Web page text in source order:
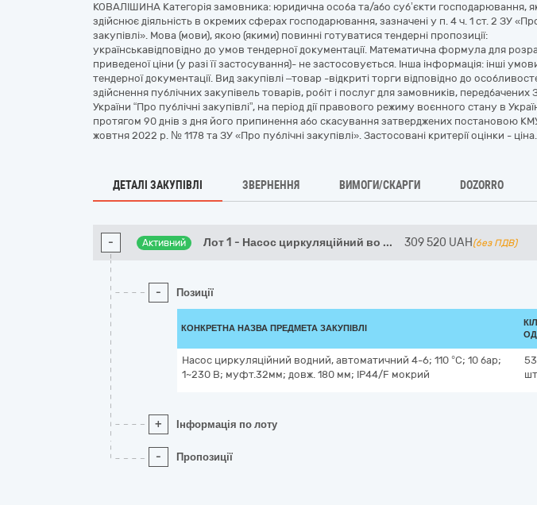
КОВАЛІШИНА Категорія замовника: юридична особа та/або суб’єкти господарювання,
здійснює діяльність в окремих сферах господарювання, зазначені у п. 4 ч. 1 ст. 2 ЗУ
закупівлі». Мова (мови), якою (якими) повинні готуватися тендерні пропозиції:
українськавідповідно до умов тендерної документації. Математична формула для
приведеної ціни (у разі її застосування)- не застосовується. Інша інформація: інші
тендерної документації. Вид закупівлі –товар -відкриті торги відповідно до
здійснення публічних закупівель товарів, робіт і послуг для замовників, передбачених
України “Про публічні закупівлі”, на період дії правового режиму воєнного стану в
протягом 90 днів з дня його припинення або скасування затверджених постановою
жовтня 2022 р. № 1178 та ЗУ «Про публічні закупівлі». Застосовані критерії оцінки - ціна.
ДЕТАЛІ ЗАКУПІВЛІ ЗВЕРНЕННЯ ВИМОГИ/СКАРГИ DOZORRO
- Активний Лот 1 - Насос циркуляційний во ... 309 520 UAH (без ПДВ)
- Позиції
КОНКРЕТНА НАЗВА ПРЕДМЕТА ЗАКУПІВЛІ
Насос циркуляційний водний, автоматичний 4-6; 110 °С; 10 бар;
1~230 В; муфт.32мм; довж. 180 мм; ІР44/F мокрий
53
+ Інформація по лоту
- Пропозиції